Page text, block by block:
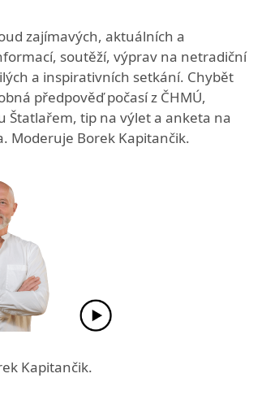
zajímavých, aktuálních a
soutěží, výprav na netradiční
a inspirativních setkání. Chybět
předpověď počasí z ČHMÚ,
Štatlařem, tip na výlet a anketa na
Moderuje Borek Kapitančik.
Kapitančik.